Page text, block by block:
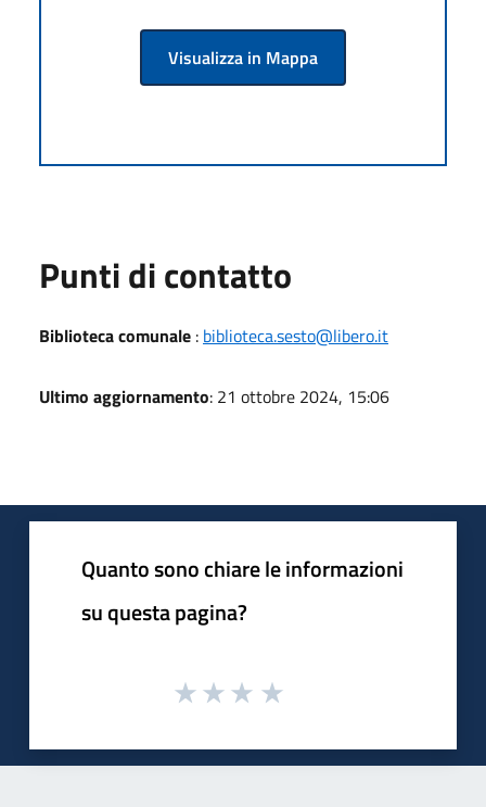
Visualizza in Mappa
Punti di contatto
Biblioteca comunale : biblioteca.sesto@libero.it
Ultimo aggiornamento: 21 ottobre 2024, 15:06
Quanto sono chiare le informazioni
su questa pagina?